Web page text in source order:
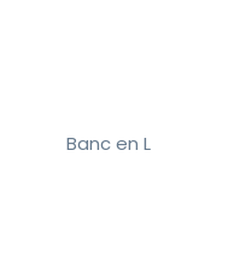
Banc en L